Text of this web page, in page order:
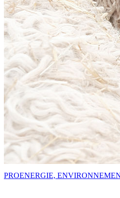
PROENERGIE,